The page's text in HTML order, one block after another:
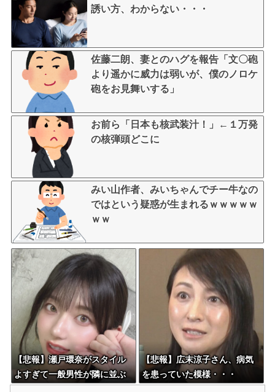
誘い方、わからない・・・
佐藤二朗、妻とのハグを報告「文〇砲
より遥かに威力は弱いが、僕のノロケ
砲をお見舞いする」
お前ら「日本も核武装汁！」←１万発
の核弾頭どこに
みい山作者、みいちゃんでチー牛なの
ではという疑惑が生まれるｗｗｗｗｗ
ｗｗ
【悲報】瀬戸環奈がスタイル
よすぎて一般男性が隣に並ぶ
【悲報】広末涼子さん、病気
を患っていた模様・・・